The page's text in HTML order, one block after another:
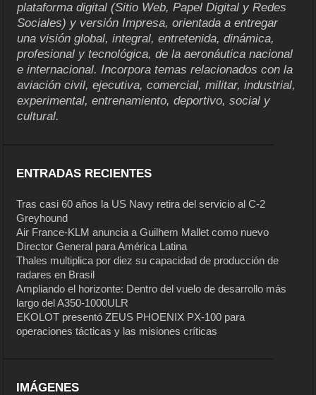
plataforma digital (Sitio Web, Papel Digital y Redes
Sociales) y versión Impresa, orientada a entregar
una visión global, integral, entretenida, dinámica,
profesional y tecnológica, de la aeronáutica nacional
e internacional. Incorpora temas relacionados con la
aviación civil, ejecutiva, comercial, militar, industrial,
experimental, entrenamiento, deportivo, social y
cultural.
ENTRADAS RECIENTES
Tras casi 60 años la US Navy retira del servicio al C-2
Greyhound
Air France-KLM anuncia a Guilhem Mallet como nuevo
Director General para América Latina
Thales multiplica por diez su capacidad de producción de
radares en Brasil
Ampliando el horizonte: Dentro del vuelo de desarrollo más
largo del A350-1000ULR
EKOLOT presentó ZEUS PHOENIX PX-100 para
operaciones tácticas y las misiones críticas
IMÁGENES